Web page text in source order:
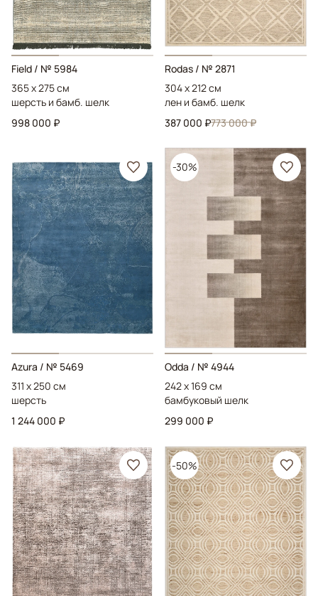
Field / № 5984
365 x 275 см
шерсть и бамб. шелк
998 000 ₽
Rodas / № 2871
304 x 212 см
лен и бамб. шелк
387 000 ₽773 000 ₽
Azura / № 5469
311 x 250 см
шерсть
1 244 000 ₽
-30%
Odda / № 4944
242 x 169 см
бамбуковый шелк
299 000 ₽
-50%